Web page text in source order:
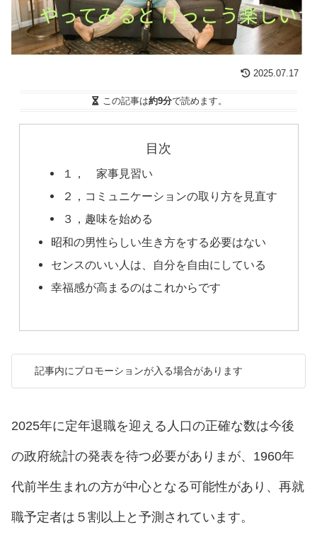
2025.07.17
この記事は約9分で読めます。
目次
１， 家事見習い
２，コミュニケーションの取り方を見直す
３，趣味を始める
昭和の男性らしい生き方をする必要はない
センスのいい人は、自分を自由にしている
幸福感が高まるのはこれからです
記事内にプロモーションが入る場合があります
2025年に定年退職を迎える人口の正確な数は今後
の政府統計の発表を待つ必要がありまが、1960年
代前半生まれの方が中心となる可能性があり、再就
職予定者は５割以上と予測されています。